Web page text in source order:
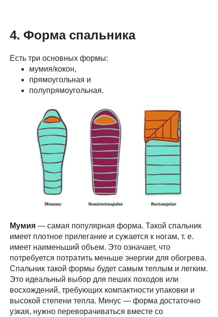
4. Форма спальника
Есть три основных формы:
мумия/кокон,
прямоугольная и
полупрямоугольная.
Мумия — самая популярная форма. Такой спальник
имеет плотное прилегание и сужается к ногам, т. е.
имеет наименьший объем. Это означает, что
потребуется потратить меньше энергии для обогрева.
Спальник такой формы будет самым теплым и легким.
Это идеальный выбор для пеших походов или
восхождений, требующих компактности упаковки и
высокой степени тепла. Минус — форма достаточно
узкая, нужно переворачиваться вместе со